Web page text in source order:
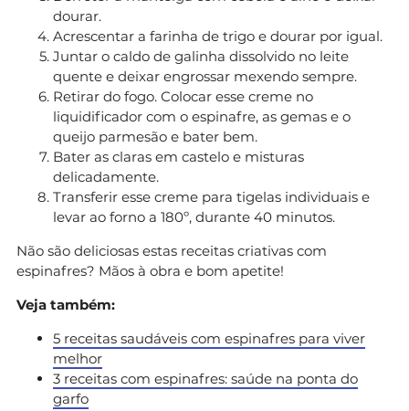
dourar.
Acrescentar a farinha de trigo e dourar por igual.
Juntar o caldo de galinha dissolvido no leite
quente e deixar engrossar mexendo sempre.
Retirar do fogo. Colocar esse creme no
liquidificador com o espinafre, as gemas e o
queijo parmesão e bater bem.
Bater as claras em castelo e misturas
delicadamente.
Transferir esse creme para tigelas individuais e
levar ao forno a 180º, durante 40 minutos.
Não são deliciosas estas receitas criativas com
espinafres? Mãos à obra e bom apetite!
Veja também:
5 receitas saudáveis com espinafres para viver
melhor
3 receitas com espinafres: saúde na ponta do
garfo